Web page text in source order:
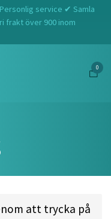
service ✔ Samla
frakt över 900 inom
0
att trycka på